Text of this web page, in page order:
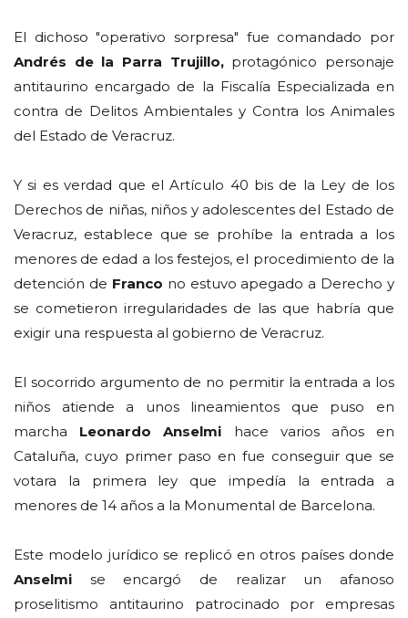
El dichoso "operativo sorpresa" fue comandado por
Andrés de la Parra Trujillo,protagónico personaje
antitaurino encargado de la Fiscalía Especializada en
contra de Delitos Ambientales y Contra los Animales
del Estado de Veracruz.
Y si es verdad que el Artículo 40 bis de la Ley de los
Derechos de niñas, niños y adolescentes del Estado de
Veracruz, establece que se prohíbe la entrada a los
menores de edad a los festejos, el procedimiento de la
detención de Franco no estuvo apegado a Derecho y
se cometieron irregularidades de las que habría que
exigir una respuesta al gobierno de Veracruz.
El socorrido argumento de no permitir la entrada a los
niños atiende a unos lineamientos que puso en
marcha Leonardo Anselmi hace varios años en
Cataluña, cuyo primer paso en fue conseguir que se
votara la primera ley que impedía la entrada a
menores de 14 años a la Monumental de Barcelona.
Este modelo jurídico se replicó en otros países donde
Anselmi se encargó de realizar un afanoso
proselitismo antitaurino patrocinado por empresas